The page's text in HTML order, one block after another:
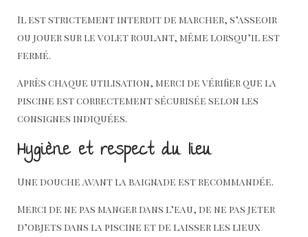
Il est strictement interdit de marcher, s’asseoir
ou jouer sur le volet roulant, même lorsqu’il est
fermé.
Après chaque utilisation, merci de vérifier que la
piscine est correctement sécurisée selon les
consignes indiquées.
Hygiène et respect du lieu
Une douche avant la baignade est recommandée.
Merci de ne pas manger dans l’eau, de ne pas jeter
d’objets dans la piscine et de laisser les lieux